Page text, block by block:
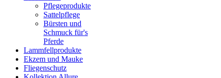
Pflegeprodukte
Sattelpflege
Bürsten und
Schmuck für's
Pferde
Lammfellprodukte
Ekzem und Mauke
Fliegenschutz